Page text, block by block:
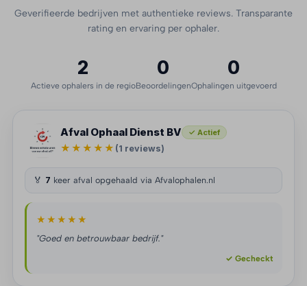
Geverifieerde bedrijven met authentieke reviews. Transparante
rating en ervaring per ophaler.
2
Actieve ophalers in de regio
0
Beoordelingen
0
Ophalingen uitgevoerd
Afval Ophaal Dienst BV ✓ Actief
★★★★★ (1 reviews)
🏅 7 keer afval opgehaald via Afvalophalen.nl
★★★★★
"Goed en betrouwbaar bedrijf."
✓ Gecheckt